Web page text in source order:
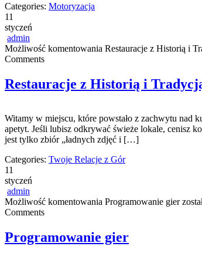
Categories: Motoryzacja
11
styczeń
admin
Możliwość komentowania Restauracje z Historią i
Comments
Restauracje z Historią i
Witamy w miejscu, które powstało z zachwytu nad
apetyt. Jeśli lubisz odkrywać świeże lokale, cenisz
jest tylko zbiór „ładnych zdjęć i […]
Categories: Twoje Relacje z Gór
11
styczeń
admin
Możliwość komentowania Programowanie gier
Comments
Programowanie gier